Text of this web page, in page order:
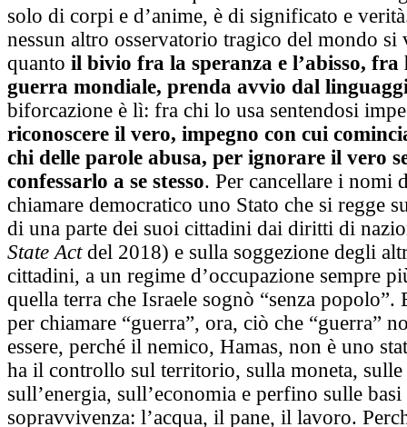
solo di corpi e d’anime, è di significato e
nessun altro osservatorio tragico del mondo si
quanto il bivio fra la speranza e l’abisso, fra
guerra mondiale, prenda avvio dal
biforcazione è lì: fra chi lo usa sentendosi
riconoscere il vero, impegno con cui
chi delle parole abusa, per ignorare il vero
confessarlo a se stesso. Per cancellare i nomi
chiamare democratico uno Stato che si regge
di una parte dei suoi cittadini dai diritti di
State Actdel 2018) e sulla soggezione degli
cittadini, a un regime d’occupazione sempre
quella terra che Israele sognò “senza popolo”.
per chiamare “guerra”, ora, ciò che “guerra”
essere, perché il nemico, Hamas, non è uno
ha il controllo sul territorio, sulla moneta,
sull’energia, sull’economia e perfino sulle basi
sopravvivenza: l’acqua, il pane, il lavoro.